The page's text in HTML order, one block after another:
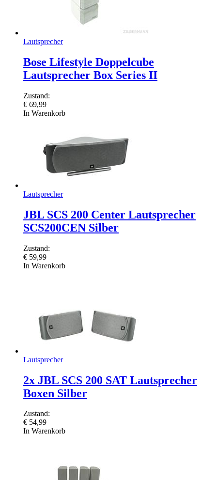
Lautsprecher
Bose Lifestyle Doppelcube
Lautsprecher Box Series II
Zustand:
€ 69,99
In Warenkorb
Lautsprecher
JBL SCS 200 Center Lautsprecher
SCS200CEN Silber
Zustand:
€ 59,99
In Warenkorb
Lautsprecher
2x JBL SCS 200 SAT Lautsprecher
Boxen Silber
Zustand:
€ 54,99
In Warenkorb